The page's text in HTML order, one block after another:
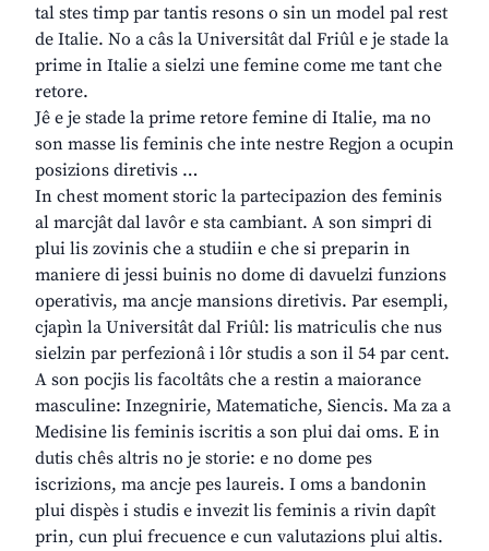
tal stes timp par tantis resons o sin un model pal rest
de Italie. No a câs la Universitât dal Friûl e je stade la
prime in Italie a sielzi une femine come me tant che
retore.
Jê e je stade la prime retore femine di Italie, ma no
son masse lis feminis che inte nestre Regjon a ocupin
posizions diretivis …
In chest moment storic la partecipazion des feminis
al marcjât dal lavôr e sta cambiant. A son simpri di
plui lis zovinis che a studiin e che si preparin in
maniere di jessi buinis no dome di davuelzi funzions
operativis, ma ancje mansions diretivis. Par esempli,
cjapìn la Universitât dal Friûl: lis matriculis che nus
sielzin par perfezionâ i lôr studis a son il 54 par cent.
A son pocjis lis facoltâts che a restin a maiorance
masculine: Inzegnirie, Matematiche, Siencis. Ma za a
Medisine lis feminis iscritis a son plui dai oms. E in
dutis chês altris no je storie: e no dome pes
iscrizions, ma ancje pes laureis. I oms a bandonin
plui dispès i studis e invezit lis feminis a rivin dapît
prin, cun plui frecuence e cun valutazions plui altis.